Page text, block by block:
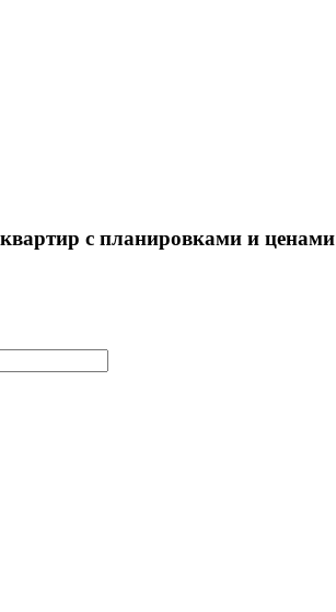
с планировками и ценами